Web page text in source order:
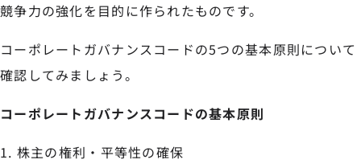
競争力の強化を目的に作られたものです。
コーポレートガバナンスコードの5つの基本原則について
確認してみましょう。
コーポレートガバナンスコードの基本原則
株主の権利・平等性の確保